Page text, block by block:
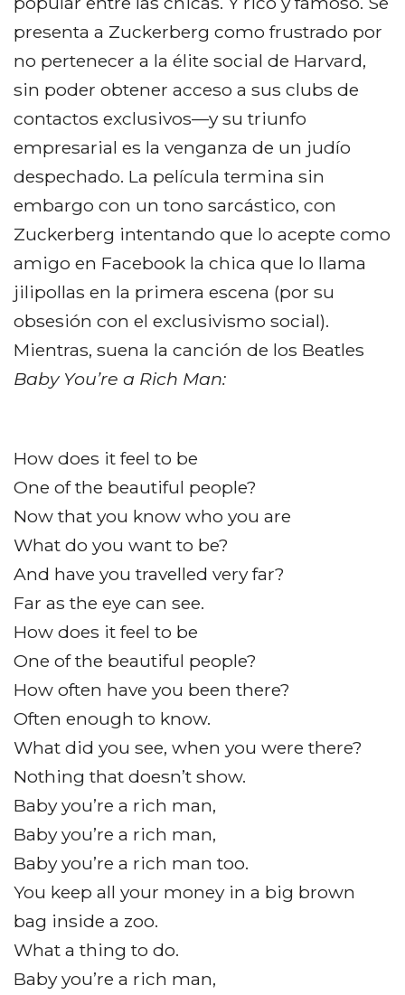
presenta a Zuckerberg como frustrado por
no pertenecer a la élite social de Harvard,
sin poder obtener acceso a sus clubs de
contactos exclusivos—y su triunfo
empresarial es la venganza de un judío
despechado. La película termina sin
embargo con un tono sarcástico, con
Zuckerberg intentando que lo acepte como
amigo en Facebook la chica que lo llama
jilipollas en la primera escena (por su
obsesión con el exclusivismo social).
Mientras, suena la canción de los Beatles
Baby You’re a Rich Man:
How does it feel to be
One of the beautiful people?
Now that you know who you are
What do you want to be?
And have you travelled very far?
Far as the eye can see.
How does it feel to be
One of the beautiful people?
How often have you been there?
Often enough to know.
What did you see, when you were there?
Nothing that doesn’t show.
Baby you’re a rich man,
Baby you’re a rich man,
Baby you’re a rich man too.
You keep all your money in a big brown
bag inside a zoo.
What a thing to do.
Baby you’re a rich man,